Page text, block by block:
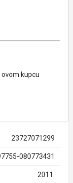
kupcu
23727071299
080773431
2011.